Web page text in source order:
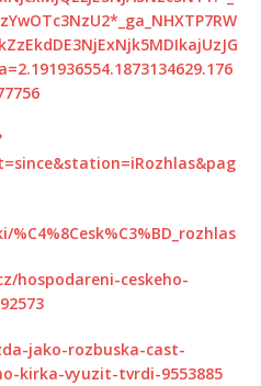
hospodareni-ceskeho-
jako-rozbuska-cast-
kirka-vyuzit-tvrdi-9553885